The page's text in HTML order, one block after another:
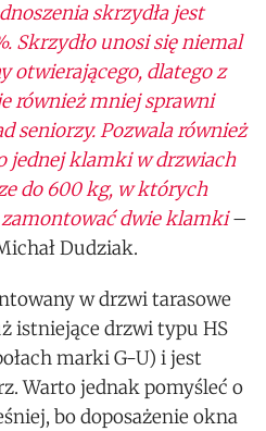
skrzydła jest
Skrzydło unosi się niemal
otwierającego, dlatego z
również mniej sprawni
seniorzy. Pozwala również
jednej klamki w drzwiach
do 600 kg, w których
dwie klamki–
Dudziak.
w drzwi tarasowe
istniejące drzwi typu HS
marki G-U) i jest
Warto jednak pomyśleć o
bo doposażenie okna